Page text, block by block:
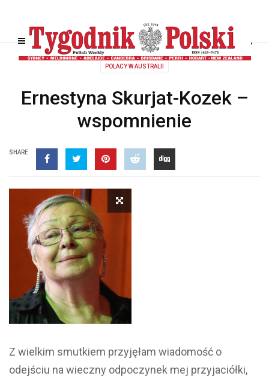
POLACY W AUSTRALII
Ernestyna Skurjat-Kozek –
wspomnienie
SHARE
Z wielkim smutkiem przyjęłam wiadomość o
odejściu na wieczny odpoczynek mej przyjaciółki,